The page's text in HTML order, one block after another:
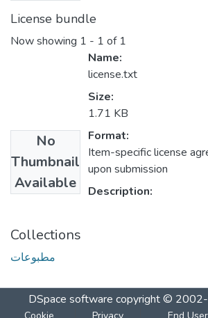
License bundle
Now showing 1 - 1 of 1
No
Thumbnail
Available
Name:
license.txt
Size:
1.71 KB
Format:
Item-specific license
upon submission
Description:
Collections
مطبوعات
DSpace software copyright ©